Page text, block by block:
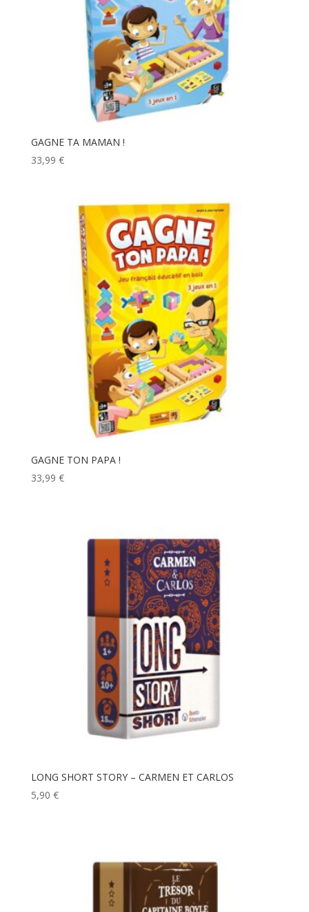
GAGNE TA MAMAN !
33,99 €
GAGNE TON PAPA !
33,99 €
LONG SHORT STORY – CARMEN ET CARLOS
5,90 €